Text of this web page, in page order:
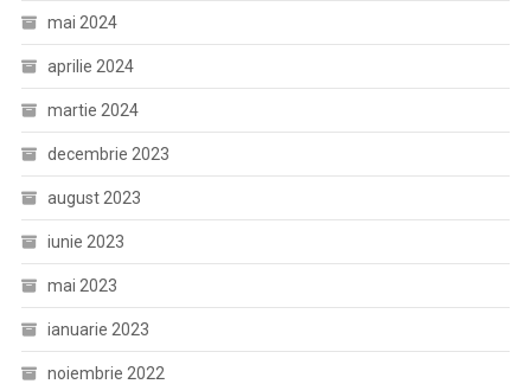
mai 2024
aprilie 2024
martie 2024
decembrie 2023
august 2023
iunie 2023
mai 2023
ianuarie 2023
noiembrie 2022